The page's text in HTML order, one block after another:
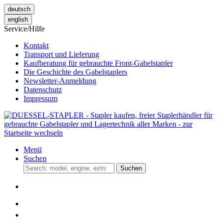
deutsch
english
Service/Hilfe
Kontakt
Transport und Lieferung
Kaufberatung für gebrauchte Front-Gabelstapler
Die Geschichte des Gabelstaplers
Newsletter-Anmeldung
Datenschutz
Impressum
Menü
Suchen
Suchen